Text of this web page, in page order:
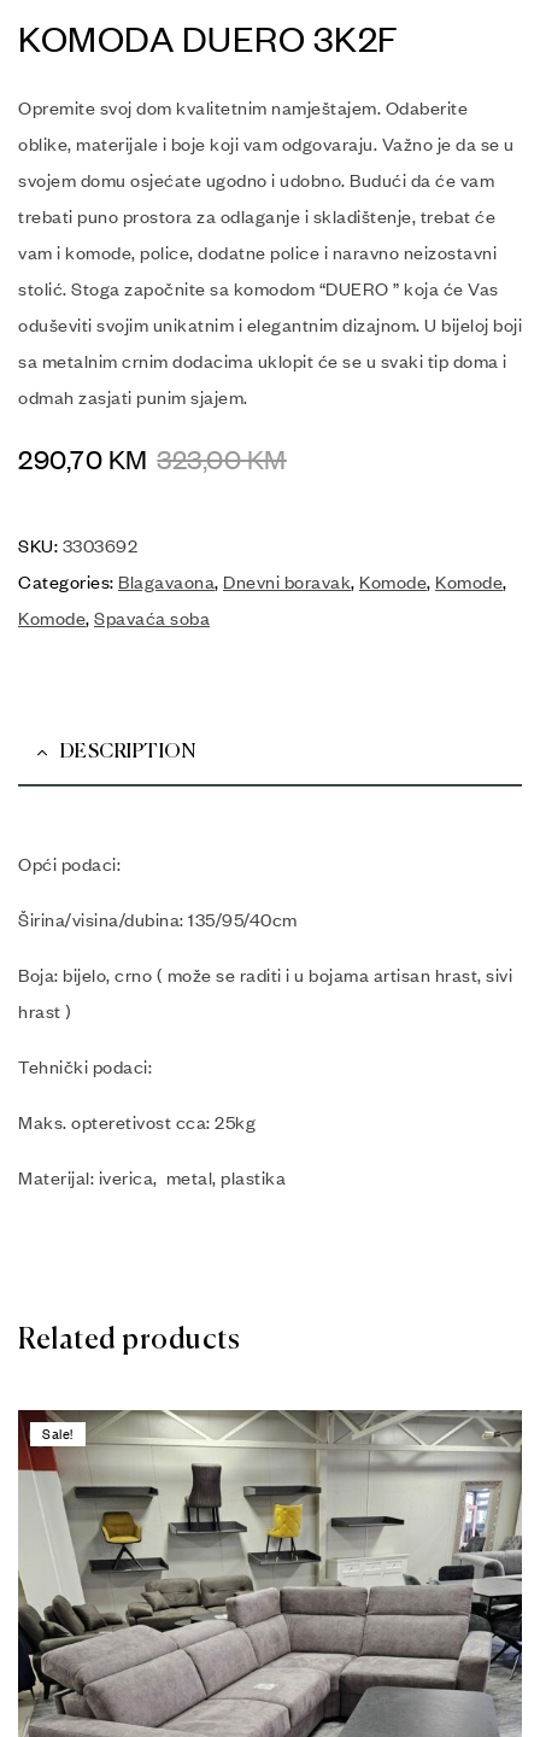
KOMODA DUERO 3K2F
Opremite svoj dom kvalitetnim namještajem. Odaberite
oblike, materijale i boje koji vam odgovaraju. Važno je da se u
svojem domu osjećate ugodno i udobno. Budući da će vam
trebati puno prostora za odlaganje i skladištenje, trebat će
vam i komode, police, dodatne police i naravno neizostavni
stolić. Stoga započnite sa komodom “DUERO ” koja će Vas
oduševiti svojim unikatnim i elegantnim dizajnom. U bijeloj boji
sa metalnim crnim dodacima uklopit će se u svaki tip doma i
odmah zasjati punim sjajem.
323,00KM
290,70 KM
SKU: 3303692
Categories: Blagavaona, Dnevni boravak, Komode, Komode,
Komode, Spavaća soba
DESCRIPTION
Opći podaci:
Širina/visina/dubina: 135/95/40cm
Boja: bijelo, crno ( može se raditi i u bojama artisan hrast, sivi
hrast )
Tehnički podaci:
Maks. opteretivost cca: 25kg
Materijal: iverica, metal, plastika
Related products
Sale!